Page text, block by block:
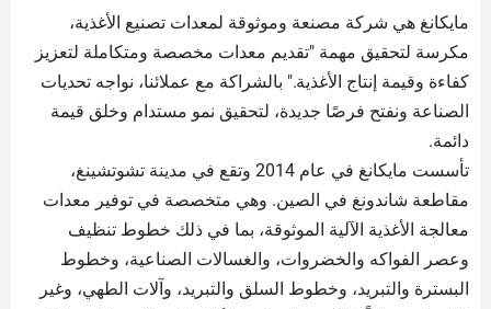
مايكانغ هي شركة مصنعة وموثوقة لمعدات تصنيع الأغذية،
مكرسة لتحقيق مهمة "تقديم معدات مخصصة ومتكاملة لتعزيز
كفاءة وقيمة إنتاج الأغذية." بالشراكة مع عملائنا، نواجه تحديات
الصناعة ونفتح فرصًا جديدة، لتحقيق نمو مستدام وخلق قيمة
دائمة.
تأسست مايكانغ في عام 2014 وتقع في مدينة تشوتشينغ،
مقاطعة شاندونغ في الصين. وهي متخصصة في توفير معدات
معالجة الأغذية الآلية الموثوقة، بما في ذلك خطوط تنظيف
وعصر الفواكه والخضروات، والغسالات الصناعية، وخطوط
البسترة والتبريد، وخطوط السلق والتبريد، وآلات الطهي، وغير